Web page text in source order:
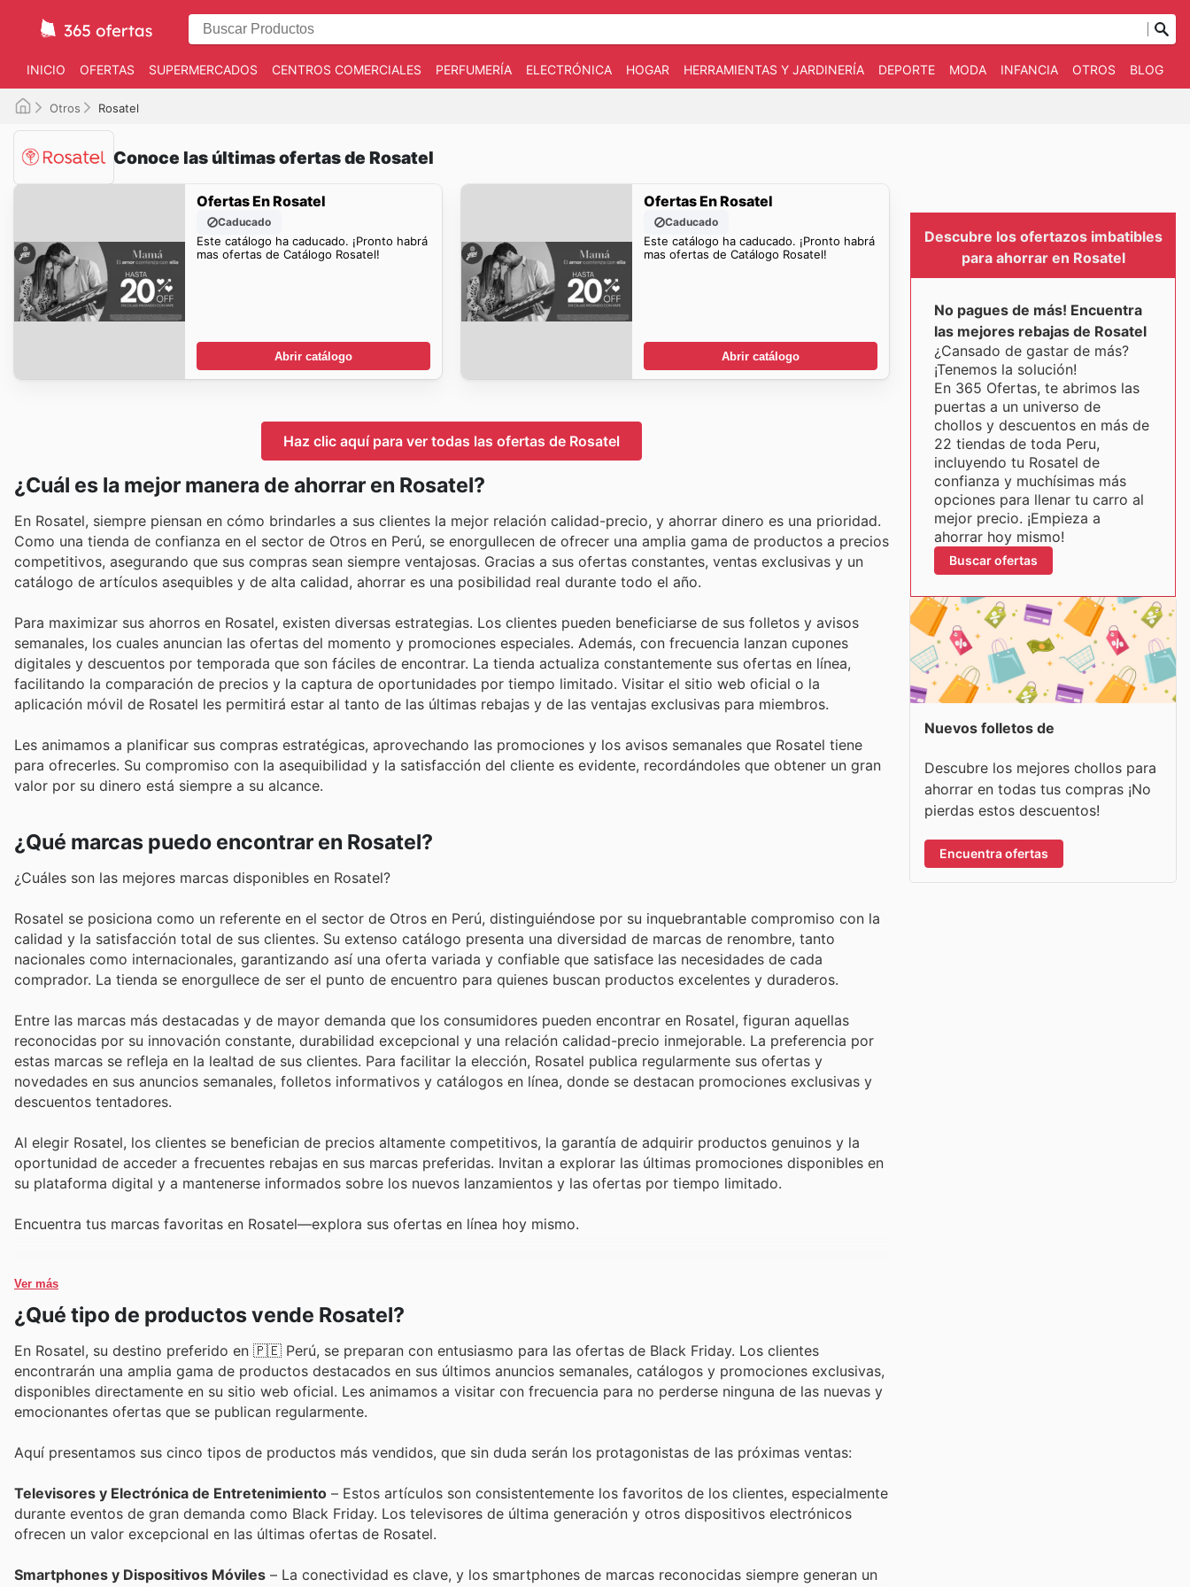
INICIO OFERTAS SUPERMERCADOS CENTROS COMERCIALES PERFUMERÍA ELECTRÓNICA HOGAR HERRAMIENTAS Y JARDINERÍA DEPORTE MODA INFANCIA OTROS BLOG
Otros Rosatel
Conoce las últimas ofertas de Rosatel
Ofertas En Rosatel
Caducado
Este catálogo ha caducado. ¡Pronto habrá
mas ofertas de Catálogo Rosatel!
Abrir catálogo
Ofertas En Rosatel
Caducado
Este catálogo ha caducado. ¡Pronto habrá
mas ofertas de Catálogo Rosatel!
Abrir catálogo
Haz clic aquí para ver todas las ofertas de Rosatel
¿Cuál es la mejor manera de ahorrar en Rosatel?
En Rosatel, siempre piensan en cómo brindarles a sus clientes la mejor relación calidad-precio, y ahorrar dinero es una prioridad.
Como una tienda de confianza en el sector de Otros en Perú, se enorgullecen de ofrecer una amplia gama de productos a precios
competitivos, asegurando que sus compras sean siempre ventajosas. Gracias a sus ofertas constantes, ventas exclusivas y un
catálogo de artículos asequibles y de alta calidad, ahorrar es una posibilidad real durante todo el año.
Para maximizar sus ahorros en Rosatel, existen diversas estrategias. Los clientes pueden beneficiarse de sus folletos y avisos
semanales, los cuales anuncian las ofertas del momento y promociones especiales. Además, con frecuencia lanzan cupones
digitales y descuentos por temporada que son fáciles de encontrar. La tienda actualiza constantemente sus ofertas en línea,
facilitando la comparación de precios y la captura de oportunidades por tiempo limitado. Visitar el sitio web oficial o la
aplicación móvil de Rosatel les permitirá estar al tanto de las últimas rebajas y de las ventajas exclusivas para miembros.
Les animamos a planificar sus compras estratégicas, aprovechando las promociones y los avisos semanales que Rosatel tiene
para ofrecerles. Su compromiso con la asequibilidad y la satisfacción del cliente es evidente, recordándoles que obtener un gran
valor por su dinero está siempre a su alcance.
¿Qué marcas puedo encontrar en Rosatel?
¿Cuáles son las mejores marcas disponibles en Rosatel?
Rosatel se posiciona como un referente en el sector de Otros en Perú, distinguiéndose por su inquebrantable compromiso con la
calidad y la satisfacción total de sus clientes. Su extenso catálogo presenta una diversidad de marcas de renombre, tanto
nacionales como internacionales, garantizando así una oferta variada y confiable que satisface las necesidades de cada
comprador. La tienda se enorgullece de ser el punto de encuentro para quienes buscan productos excelentes y duraderos.
Entre las marcas más destacadas y de mayor demanda que los consumidores pueden encontrar en Rosatel, figuran aquellas
reconocidas por su innovación constante, durabilidad excepcional y una relación calidad-precio inmejorable. La preferencia por
estas marcas se refleja en la lealtad de sus clientes. Para facilitar la elección, Rosatel publica regularmente sus ofertas y
novedades en sus anuncios semanales, folletos informativos y catálogos en línea, donde se destacan promociones exclusivas y
descuentos tentadores.
Al elegir Rosatel, los clientes se benefician de precios altamente competitivos, la garantía de adquirir productos genuinos y la
oportunidad de acceder a frecuentes rebajas en sus marcas preferidas. Invitan a explorar las últimas promociones disponibles en
su plataforma digital y a mantenerse informados sobre los nuevos lanzamientos y las ofertas por tiempo limitado.
Encuentra tus marcas favoritas en Rosatel—explora sus ofertas en línea hoy mismo.
Ver más
¿Qué tipo de productos vende Rosatel?
En Rosatel, su destino preferido en 🇵🇪 Perú, se preparan con entusiasmo para las ofertas de Black Friday. Los clientes
encontrarán una amplia gama de productos destacados en sus últimos anuncios semanales, catálogos y promociones exclusivas,
disponibles directamente en su sitio web oficial. Les animamos a visitar con frecuencia para no perderse ninguna de las nuevas y
emocionantes ofertas que se publican regularmente.
Aquí presentamos sus cinco tipos de productos más vendidos, que sin duda serán los protagonistas de las próximas ventas:
Televisores y Electrónica de Entretenimiento – Estos artículos son consistentemente los favoritos de los clientes, especialmente
durante eventos de gran demanda como Black Friday. Los televisores de última generación y otros dispositivos electrónicos
ofrecen un valor excepcional en las últimas ofertas de Rosatel.
Smartphones y Dispositivos Móviles – La conectividad es clave, y los smartphones de marcas reconocidas siempre generan un
Descubre los ofertazos imbatibles
para ahorrar en Rosatel
No pagues de más! Encuentra
las mejores rebajas de Rosatel
¿Cansado de gastar de más?
¡Tenemos la solución!
En 365 Ofertas, te abrimos las
puertas a un universo de
chollos y descuentos en más de
22 tiendas de toda Peru,
incluyendo tu Rosatel de
confianza y muchísimas más
opciones para llenar tu carro al
mejor precio. ¡Empieza a
ahorrar hoy mismo!
Buscar ofertas
Nuevos folletos de
Descubre los mejores chollos para
ahorrar en todas tus compras ¡No
pierdas estos descuentos!
Encuentra ofertas